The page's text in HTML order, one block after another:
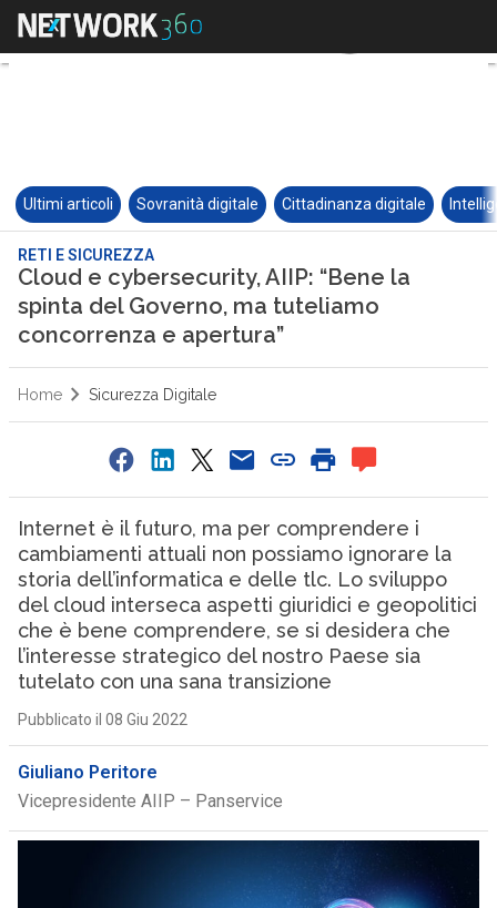
Ultimi articoli Sovranità digitale Cittadinanza digitale
RETI E SICUREZZA
Cloud e cybersecurity, AIIP: “Bene la
spinta del Governo, ma tuteliamo
concorrenza e apertura”
Home Sicurezza Digitale
Internet è il futuro, ma per comprendere i
cambiamenti attuali non possiamo ignorare la
storia dell’informatica e delle tlc. Lo sviluppo
del cloud interseca aspetti giuridici e geopolitici
che è bene comprendere, se si desidera che
l’interesse strategico del nostro Paese sia
tutelato con una sana transizione
Pubblicato il 08 Giu 2022
Giuliano Peritore
Vicepresidente AIIP – Panservice